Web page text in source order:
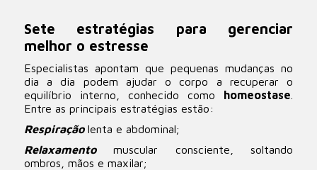
Sete estratégias para gerenciar
melhor o estresse
Especialistas apontam que pequenas mudanças no
dia a dia podem ajudar o corpo a recuperar o
equilíbrio interno, conhecido como homeostase
Entre as principais estratégias estão:
Respiraçãolenta e abdominal;
Relaxamentomuscular consciente, soltando
ombros, mãos e maxilar;